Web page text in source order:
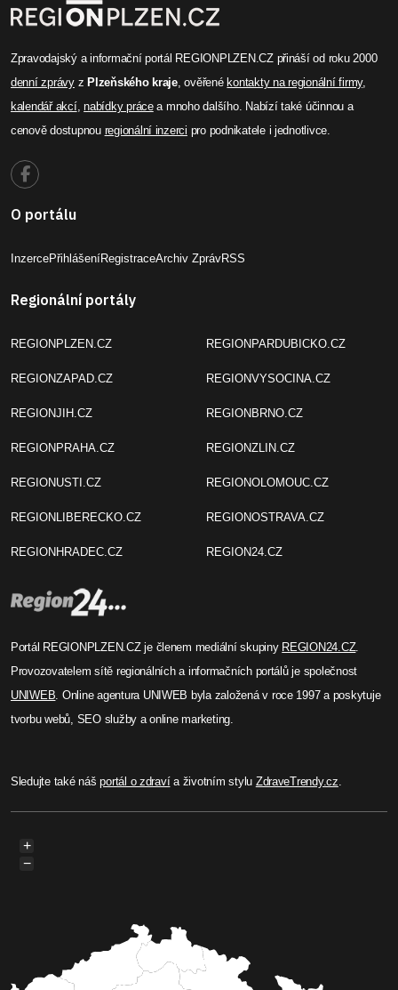
Zpravodajský a informační portál REGIONPLZEN.CZ přináší od roku 2000
denní zprávyz Plzeňského kraje, ověřené kontakty na regionální firmy,
kalendář akcí,nabídky prácea mnoho dalšího. Nabízí také účinnou a
cenově dostupnou regionální inzerci pro podnikatele i jednotlivce.
O portálu
InzercePřihlášeníRegistraceArchiv ZprávRSS
Regionální portály
REGIONPLZEN.CZ
REGIONZAPAD.CZ
REGIONJIH.CZ
REGIONPRAHA.CZ
REGIONUSTI.CZ
REGIONLIBERECKO.CZ
REGIONHRADEC.CZ
REGIONPARDUBICKO.CZ
REGIONVYSOCINA.CZ
REGIONBRNO.CZ
REGIONZLIN.CZ
REGIONOLOMOUC.CZ
REGIONOSTRAVA.CZ
REGION24.CZ
Portál REGIONPLZEN.CZ je členem mediální skupiny REGION24.CZ.
Provozovatelem sítě regionálních a informačních portálů je společnost
UNIWEB. Online agentura UNIWEB byla založená v roce 1997 a poskytuje
tvorbu webů, SEO služby a online marketing.
Sledujte také nášportál o zdravía životním stylu ZdraveTrendy.cz.
+
−